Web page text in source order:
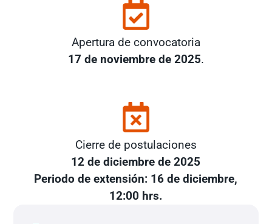
Apertura de convocatoria
17 de noviembre de 2025.
Cierre de postulaciones
12 de diciembre de 2025
Periodo de extensión: 16 de diciembre,
12:00 hrs.